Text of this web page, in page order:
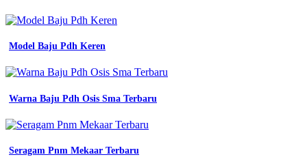
Model Baju Pdh Keren
Warna Baju Pdh Osis Sma Terbaru
Seragam Pnm Mekaar Terbaru